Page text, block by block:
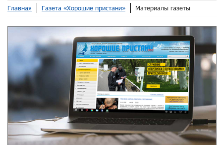
Служение«Переписка с осужденными»присоединяйся!
Подробнее
Главная Газета «Хорошие пристани» Материалы газеты